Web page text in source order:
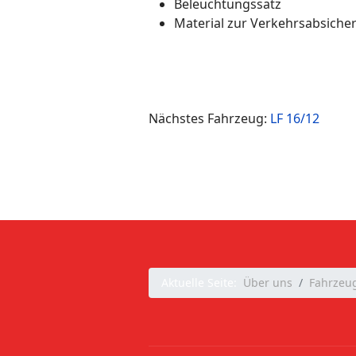
Beleuchtungssatz
Material zur
Nächstes Fahrzeug: LF 16/12
Über uns